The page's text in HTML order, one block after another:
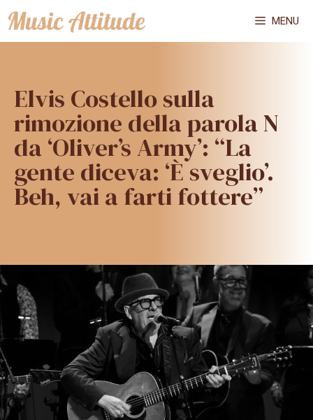
Vai
al
MENU
Elvis Costello sulla
rimozione della parola N
da ‘Oliver’s Army’: “La
gente diceva: ‘È sveglio’.
Beh, vai a farti fottere”